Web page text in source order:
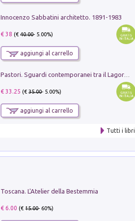
Innocenzo Sabbatini architetto. 1891-1983
€ 38 (€40.00- 5.00%)
aggiungi al carrello
€ 33.25 (€35.00- 5.00%)
aggiungi al carrello
Tutti i libri
Toscana. L'Atelier della Bestemmia
€ 6.00 (€15.00- 60%)